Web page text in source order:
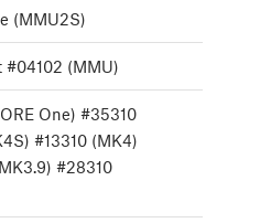
(MMU2S)
#04102 (MMU)
One) #35310
#13310 (MK4)
#28310